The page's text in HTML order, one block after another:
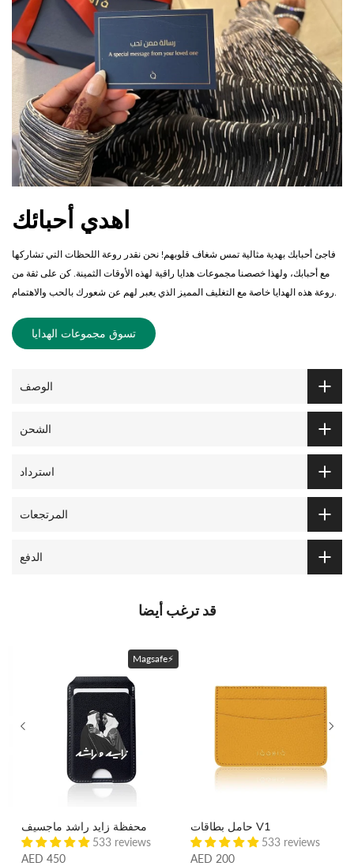
اهدي أحبائك
فاجئ أحبابك بهدية مثالية تمس شغاف قلوبهم! نحن نقدر روعة اللحظات التي تشاركها
مع أحبابك، ولهذا خصصنا مجموعات هدايا راقية لهذه الأوقات الثمينة. كن على ثقة من
تسوق مجموعات الهدايا
الوصف
الشحن
استرداد
المرتجعات
الدفع
قد ترغب أيضا
Magsafe⚡
محفظة زايد راشد ماجسيف
533 reviews
AED 450
حامل بطاقات V1
533 reviews
AED 200